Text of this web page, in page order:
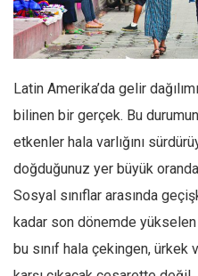
Facebook
Instagram
Editörden
Kemal Özer
Mahmut Toptaş
Yvonne Ridley
Barış Tarımcıoğlu
Latin Amerika’da gelir
bilinen bir gerçek. Bu
etkenler hala varlığını
doğduğunuz yer büyük
Sosyal sınıflar arasında
kadar son dönemde
bu sınıf hala çekingen,